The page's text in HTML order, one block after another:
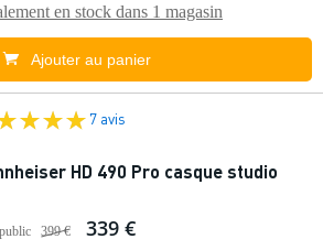
en stock dans 1 magasin
Ajouter au panier
7 avis
HD 490 Pro casque studio
399 € 339 €